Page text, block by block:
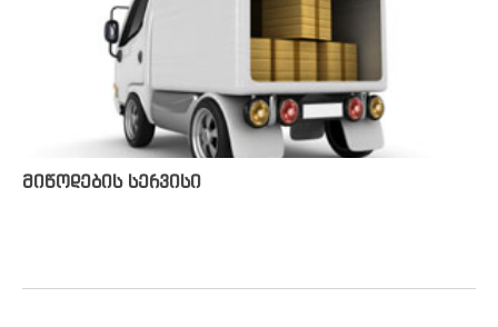
მიწოდების სერვისი